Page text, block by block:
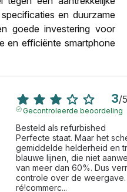
en duurzame
goede investering voor
en efficiënte smartphone
3/5
Gecontroleerde beoordeling
Besteld als refurbished
Perfecte staat. Maar het
gemiddelde helderheid en
blauwe lijnen, die niet
van meer dan 60%. Dus
controle over de
ré!commerc...